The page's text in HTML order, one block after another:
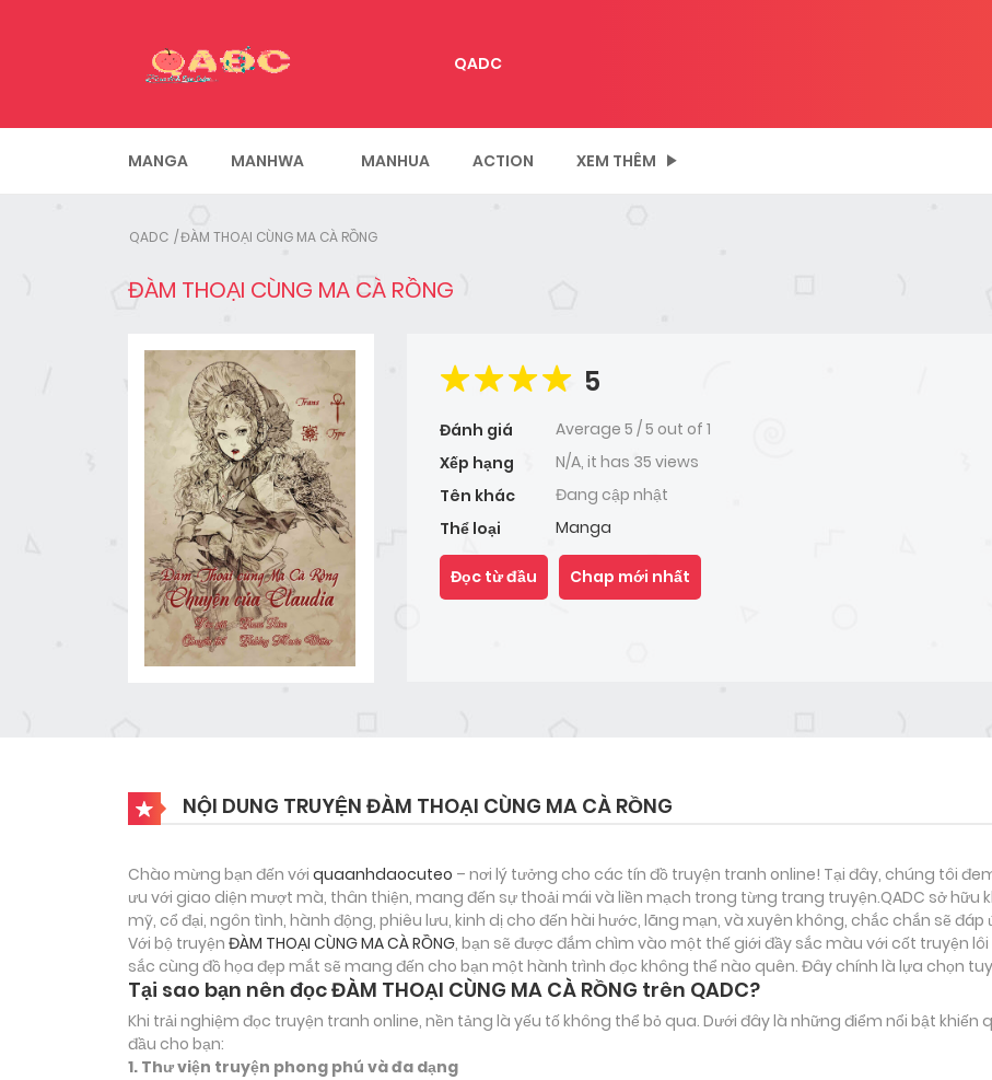
QADC
MANGA MANHWA MANHUA ACTION XEM THÊM
QADC ĐÀM THOẠI CÙNG MA CÀ RỒNG
ĐÀM THOẠI CÙNG MA CÀ RỒNG
5
Đánh giá Average 5 /5 out of 1
Xếp hạng
N/A, it has 35 views
Tên khác
Đang cập nhật
Thể loại
Manga
Đọc từ đầu Chap mới nhất
NỘI DUNG TRUYỆN ĐÀM THOẠI CÙNG MA CÀ RỒNG
Chào mừng bạn đến với quaanhdaocuteo – nơi lý tưởng cho các tín đồ truyện tranh online! Tại đây, chúng tôi
ưu với giao diện mượt mà, thân thiện, mang đến sự thoải mái và liền mạch trong từng trang truyện.QADC sở hữu
mỹ, cổ đại, ngôn tình, hành động, phiêu lưu, kinh dị cho đến hài hước, lãng mạn, và xuyên không, chắc chắn sẽ
Với bộ truyện ĐÀM THOẠI CÙNG MA CÀ RỒNG, bạn sẽ được đắm chìm vào một thế giới đầy sắc màu với cốt truyện
sắc cùng đồ họa đẹp mắt sẽ mang đến cho bạn một hành trình đọc không thể nào quên. Đây chính là lựa chọn
Tại sao bạn nên đọc ĐÀM THOẠI CÙNG MA CÀ RỒNG trên QADC?
Khi trải nghiệm đọc truyện tranh online, nền tảng là yếu tố không thể bỏ qua. Dưới đây là những điểm nổi bật
đầu cho bạn:
1. Thư viện truyện phong phú và đa dạng